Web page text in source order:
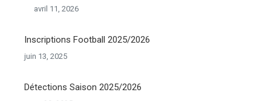
avril 11, 2026
Inscriptions Football 2025/2026
juin 13, 2025
Détections Saison 2025/2026